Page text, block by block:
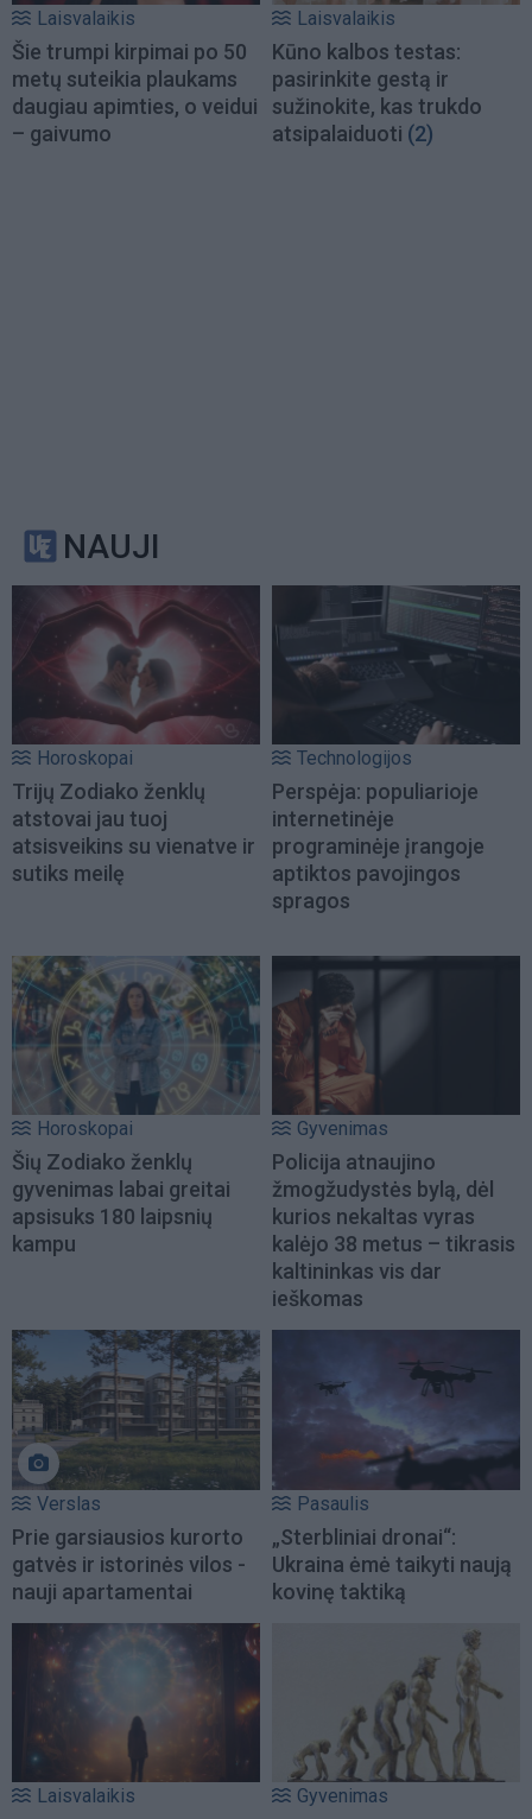
Laisvalaikis
Šie trumpi kirpimai po 50
metų suteikia plaukams
daugiau apimties, o veidui
– gaivumo
Laisvalaikis
Kūno kalbos testas:
pasirinkite gestą ir
sužinokite, kas trukdo
atsipalaiduoti (2)
NAUJI
Horoskopai
Trijų Zodiako ženklų
atstovai jau tuoj
atsisveikins su vienatve ir
sutiks meilę
Technologijos
Perspėja: populiarioje
internetinėje
programinėje įrangoje
aptiktos pavojingos
spragos
Horoskopai
Šių Zodiako ženklų
gyvenimas labai greitai
apsisuks 180 laipsnių
kampu
Gyvenimas
Policija atnaujino
žmogžudystės bylą, dėl
kurios nekaltas vyras
kalėjo 38 metus – tikrasis
kaltininkas vis dar
ieškomas
Verslas
Prie garsiausios kurorto
gatvės ir istorinės vilos -
nauji apartamentai
Pasaulis
„Sterbliniai dronai“:
Ukraina ėmė taikyti naują
kovinę taktiką
Laisvalaikis Gyvenimas